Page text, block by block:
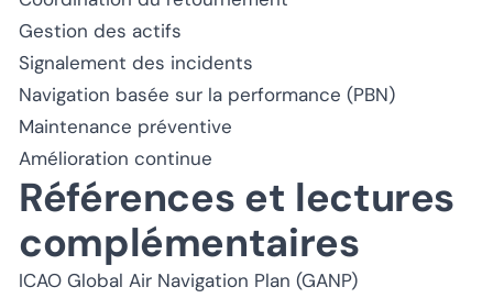
Gestion des actifs
Signalement des incidents
Navigation basée sur la performance (PBN)
Maintenance préventive
Amélioration continue
Références et lectures
complémentaires
ICAO Global Air Navigation Plan (GANP)